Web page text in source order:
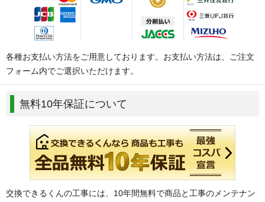
各種お支払い方法をご用意しております。お支払い方法は、ご注文
フォーム内でご選択いただけます。
無料10年保証について
交換できるくんの工事には、10年間無料で商品と工事のメンテナン